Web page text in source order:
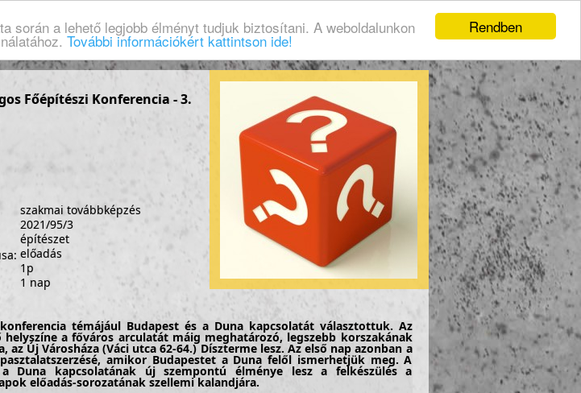
Rendben
során a lehető legjobb élményt tudjuk biztosítani. A weboldalunkon
További információkért kattintson ide!
Főépítészi Konferencia - 3.
szakmai továbbképzés
2021/95/3
építészet
előadás
1p
1 nap
témájául Budapest és a Duna kapcsolatát választottuk. Az
helyszíne a főváros arculatát máig meghatározó, legszebb korszakának
az Új Városháza (Váci utca 62-64.) Díszterme lesz. Az első nap azonban a
amikor Budapestet a Duna felől ismerhetjük meg. A
Duna kapcsolatának új szempontú élménye lesz a felkészülés a
előadás-sorozatának szellemi kalandjára.